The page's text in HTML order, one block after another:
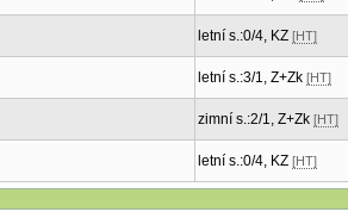
letní s.:0/4, KZ [HT]
letní s.:3/1, Z+Zk [HT]
zimní s.:2/1, Z+Zk [HT]
letní s.:0/4, KZ [HT]